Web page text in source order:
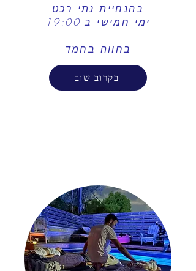
בהנחיית נתי רכט
​ימי חמישי ב 19:00
בחווה בחמד
בקרוב שוב